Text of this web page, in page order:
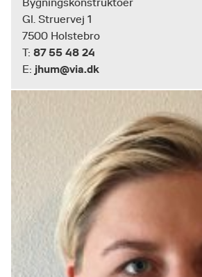
Bygningskonstruktoer
Gl. Struervej 1
7500 Holstebro
T: 87 55 48 24
E: jhum@via.dk